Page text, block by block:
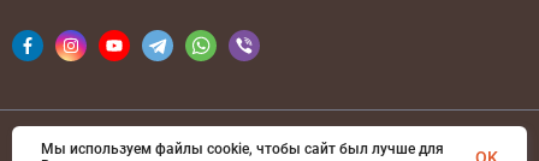
© 2026 bags-ua.com Все права защищены
Мы используем файлы cookie, чтобы сайт был лучше для